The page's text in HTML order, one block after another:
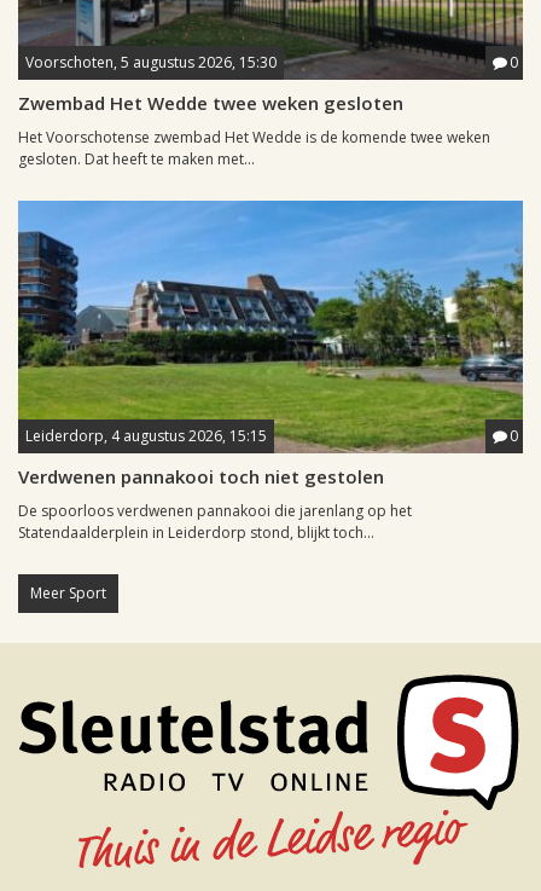
Voorschoten, 5 augustus 2026, 15:30 0
Zwembad Het Wedde twee weken gesloten
Het Voorschotense zwembad Het Wedde is de komende twee weken
gesloten. Dat heeft te maken met...
Leiderdorp, 4 augustus 2026, 15:15 0
Verdwenen pannakooi toch niet gestolen
De spoorloos verdwenen pannakooi die jarenlang op het
Statendaalderplein in Leiderdorp stond, blijkt toch...
Meer Sport